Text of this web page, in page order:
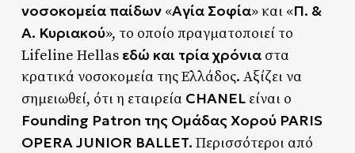
νοσοκομεία παίδων«Αγία Σοφία» και «Π. &
Α. Κυριακού», το οποίο πραγματοποιεί το
Lifeline Hellas εδώ και τρία χρόνιαστα
κρατικά νοσοκομεία της Ελλάδος. Αξίζει να
σημειωθεί, ότι η εταιρεία CHANEL είναι ο
Founding Patron της Ομάδας Χορού PARIS
OPERA JUNIOR BALLET. Περισσότεροι από